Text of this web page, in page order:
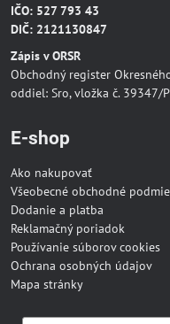
IČO: 527 793 43
DIČ: 2121130847
Zápis v ORSR
Obchodný register
oddiel: Sro, vložka č. 39347/P
E-shop
Ako nakupovať
Všeobecné obchodné
Dodanie a platba
Reklamačný poriadok
Používanie súborov cookies
Ochrana osobných údajov
Mapa stránky